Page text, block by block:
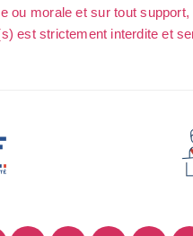
ou morale et sur tout
est strictement interdite et